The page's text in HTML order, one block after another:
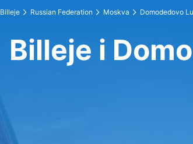
Billeje Russian Federation Moskva Domodedovo
Billeje i